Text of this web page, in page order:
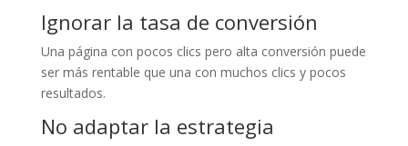
Ignorar la tasa de conversión
Una página con pocos clics pero alta conversión puede
ser más rentable que una con muchos clics y pocos
resultados.
No adaptar la estrategia